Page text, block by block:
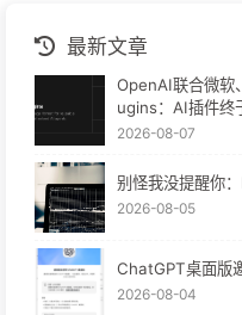
最新文章
OpenAI联合微软
ugins：AI插件终
2026-08-07
别怪我没提醒你
2026-08-05
ChatGPT桌面版
2026-08-04